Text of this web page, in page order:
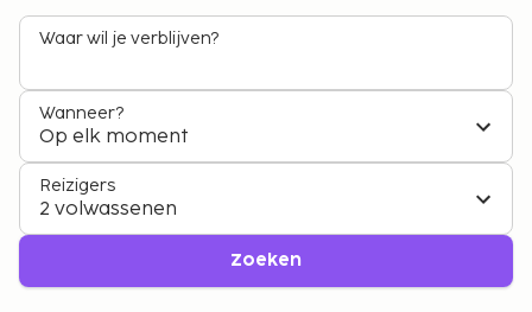
Waar wil je verblijven?
Wanneer?
Op elk moment
Reizigers
2 volwassenen
Zoeken